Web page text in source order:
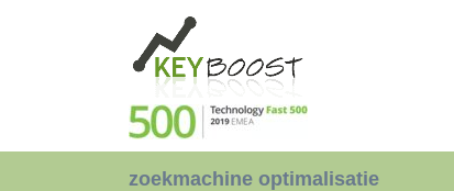
zoekmachine optimalisatie